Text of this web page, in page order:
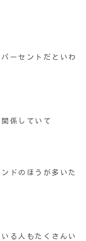
ーセントだといわ
係していて
ドのほうが多いた
る人もたくさんい